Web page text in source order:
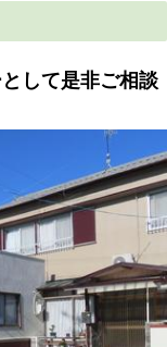
して是非ご相談